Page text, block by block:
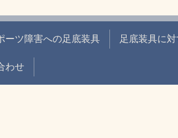
ーツ障害への足底装具 足底装具に
わせ